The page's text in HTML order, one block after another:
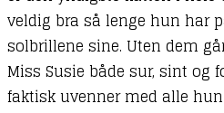
veldig bra så lenge hun har
solbrillene sine. Uten dem
Miss Susie både sur, sint og
faktisk uvenner med alle